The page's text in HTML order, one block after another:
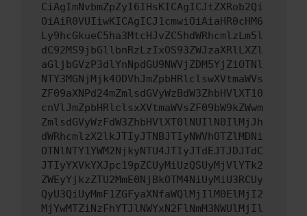
CiAgImNvbmZpZyI6IHsKICAgICJtZXRob2Qi
OiAiR0VUIiwKICAgICJ1cmwiOiAiaHR0cHM6
Ly9hcGkueC5ha3MtcHJvZC5hdWRhcmlzLm5l
dC92MS9jbGllbnRzLzIxOS93ZWJzaXRlLXZl
aGljbGVzP3dlYnNpdGU9NWVjZDM5YjZiOTNl
NTY3MGNjMjk4ODVhJmZpbHRlclswXVtmaWVs
ZF09aXNPd24mZmlsdGVyWzBdW3ZhbHVlXT10
cnVlJmZpbHRlclsxXVtmaWVsZF09bW9kZWwm
ZmlsdGVyWzFdW3ZhbHVlXT0lNUIlN0IlMjJh
dWRhcmlzX2lkJTIyJTNBJTIyNWVhOTZlMDNi
OTNlNTY1YWM2NjkyNTU4JTIyJTdEJTJDJTdC
JTIyYXVkYXJpc19pZCUyMiUzQSUyMjVlYTk2
ZWEyYjkzZTU2MmE0NjBkOTM4NiUyMiU3RCUy
QyU3QiUyMmF1ZGFyaXNfaWQlMjIlM0ElMjI2
MjYwMTZiNzFhYTJlNWYxN2FlNmM3NWUlMjIl